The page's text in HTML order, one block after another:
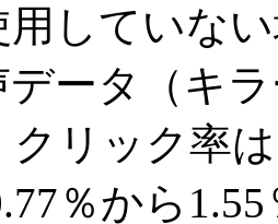
用していな
データ（キ
リック率
％から